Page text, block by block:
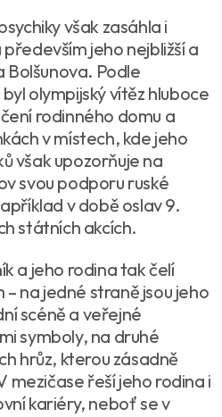
však zasáhla i
jeho nejbližší a
Podle
olympijský vítěz hluboce
rodinného domu a
v místech, kde jeho
však upozorňuje na
svou podporu ruské
v době oslav 9.
státních akcích.
a jeho rodina tak čelí
na jedné straně jsou jeho
scéně a veřejné
symboly, na druhé
hrůz, kterou zásadně
mezičase řeší jeho rodina i
kariéry, neboť se v